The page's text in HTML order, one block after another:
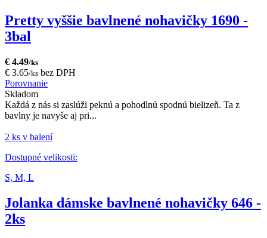
Pretty vyššie bavlnené nohavičky 1690 -
3bal
€ 4.49/ks
€ 3.65/ks bez DPH
Porovnanie
Skladom
Každá z nás si zaslúži peknú a pohodlnú spodnú bielizeň. Ta z
bavlny je navyše aj pri...
2 ks v balení
Dostupné velikosti:
S, M, L
Jolanka dámske bavlnené nohavičky 646 -
2ks